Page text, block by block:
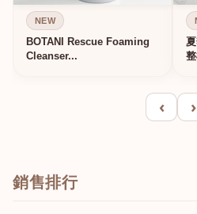
NEW
BOTANI Rescue Foaming
Cleanser...
‹ ›
銷售排行